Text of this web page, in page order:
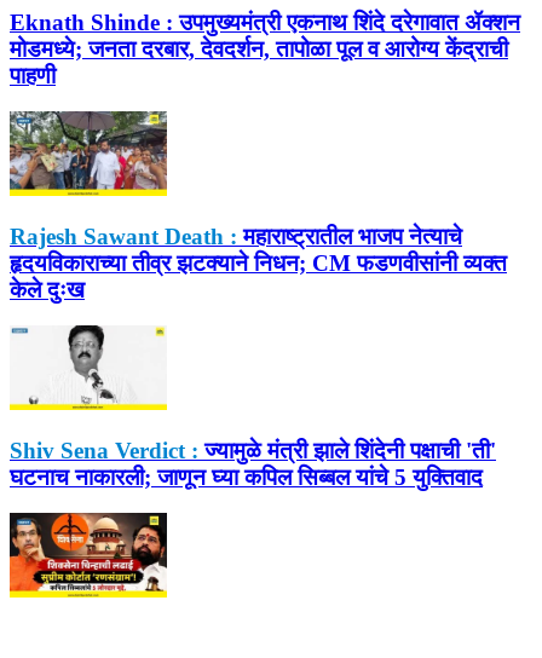
Eknath Shinde : उपमुख्यमंत्री एकनाथ शिंदे दरेगावात ॲक्शन
मोडमध्ये; जनता दरबार, देवदर्शन, तापोळा पूल व आरोग्य केंद्राची
पाहणी
Rajesh Sawant Death : महाराष्ट्रातील भाजप नेत्याचे
हृदयविकाराच्या तीव्र झटक्याने निधन; CM फडणवीसांनी व्यक्त
केले दुःख
Shiv Sena Verdict : ज्यामुळे मंत्री झाले शिंदेनी पक्षाची 'ती'
घटनाच नाकारली; जाणून घ्या कपिल सिब्बल यांचे 5 युक्तिवाद